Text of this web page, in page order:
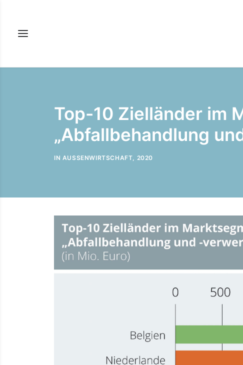
Top-10 Zielländer im
„Abfallbehandlung
IN AUSSENWIRTSCHAFT , 2020